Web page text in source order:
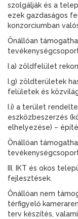
szolgálják és a
ezek gazdaságos
konzorciumban
Önállóan
I.a) zöldfelület
I.g) zöldterületek
felületek és
I.i) a terület
eszközbeszerzés
elhelyezése) –
Önállóan
III. IKT és okos
fejlesztések.
Önállóan nem
térfigyelő
terv készítés,